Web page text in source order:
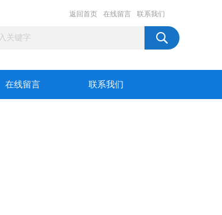
返回首页 在线留言 联系我们
在线留言 联系我们